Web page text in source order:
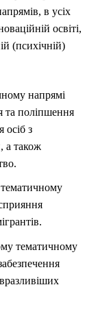
в усіх
освіті,
(психічній)
напрямі
та поліпшення
осіб з
а також
тематичному